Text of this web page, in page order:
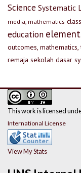
Science Systematic
media, mathematics
education
outcomes,
remaja sekolah dasar
This work is licensed
International License
View My Stats